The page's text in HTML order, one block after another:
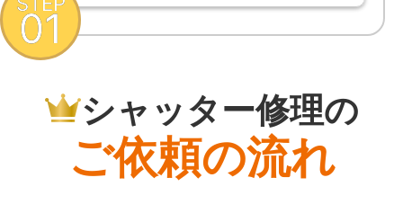
シャッター修理の
ご依頼の流れ
01